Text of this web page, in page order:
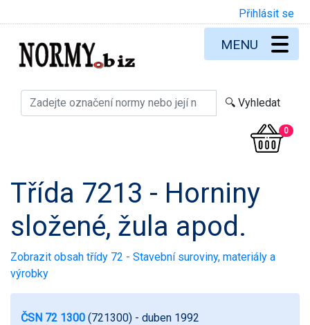
Přihlásit se
0
MENU
Třída 7213 - Horniny
složené, žula apod.
Zobrazit obsah třídy 72 - Stavební suroviny, materiály a
výrobky
ČSN 72 1300 (721300) - duben 1992